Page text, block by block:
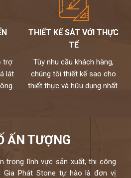
trợ
lát
THIẾT KẾ SÁT VỚI THỰC
TẾ
Tùy nhu cầu khách hàng,
chúng tôi thiết kế sao cho
thiết thực và hữu dụng nhất.
ẤN TƯỢNG
trong lĩnh vực sản xuất, thi công
Gia Phát Stone tự hào là đơn vị